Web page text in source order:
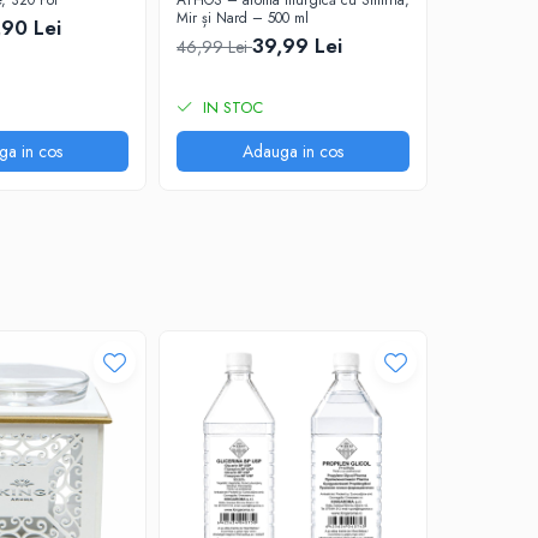
Lei
in cos
Mir și Nard – 500 ml
46,99 Lei39,99 Lei
IN STOC
Adauga in cos